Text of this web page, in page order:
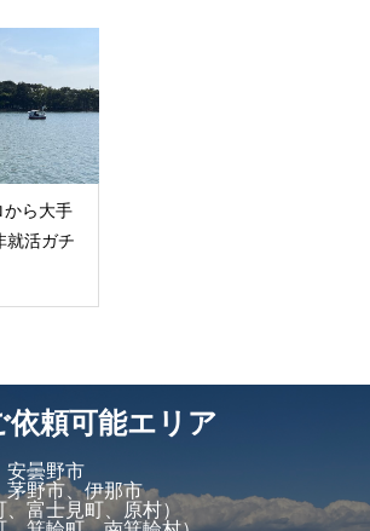
から大手
就活ガチ
依頼可能エリア
安曇野市
茅野市、伊那市
富士見町、原村）